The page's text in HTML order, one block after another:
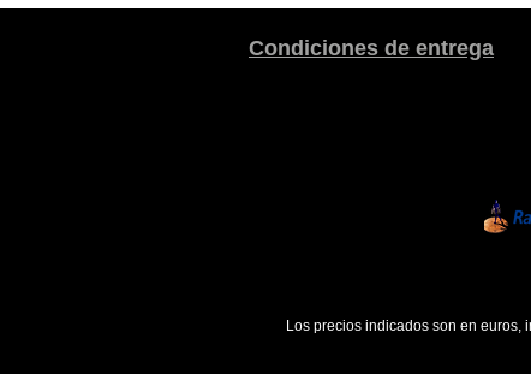
Condiciones de entrega
Los precios indicados son en euros,